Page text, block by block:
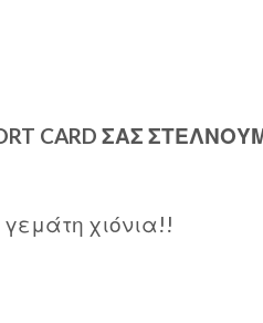
CARD ΣΑΣ
χιόνια!!